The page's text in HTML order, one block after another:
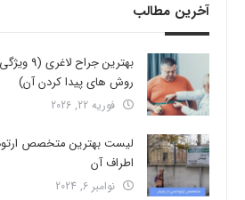
آخرین مطالب
بهترین
روش های پیدا کردن آن)
فوریه 22, 2026
لیست بهترین متخصص
اطراف آن
نوامبر 6, 2024